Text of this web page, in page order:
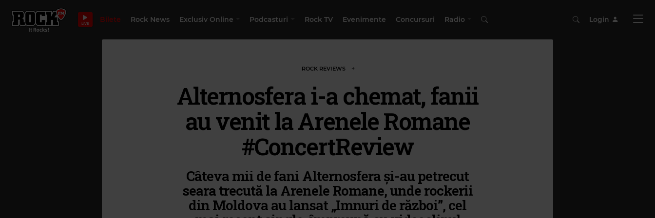
LIVE Bilete Rock News Exclusiv Online Podcasturi Rock TV Evenimente Concursuri Radio Login
ROCK REVIEWS
Alternosfera i-a chemat, fanii
au venit la Arenele Romane
#ConcertReview
Câteva mii de fani Alternosfera și-au petrecut
seara trecută la Arenele Romane, unde rockerii
din Moldova au lansat „Imnuri de război”, cel